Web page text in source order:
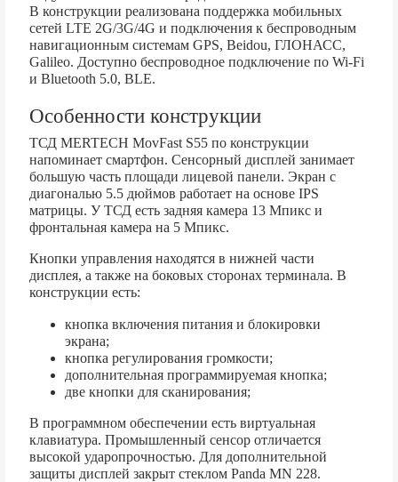
В конструкции реализована поддержка мобильных
сетей LTE 2G/3G/4G и подключения к беспроводным
навигационным системам GPS, Beidou, ГЛОНАСС,
Galileo. Доступно беспроводное подключение по Wi-Fi
и Bluetooth 5.0, BLE.
Особенности конструкции
ТСД MERTECH MovFast S55 по конструкции
напоминает смартфон. Сенсорный дисплей занимает
большую часть площади лицевой панели. Экран с
диагональю 5.5 дюймов работает на основе IPS
матрицы. У ТСД есть задняя камера 13 Мпикс и
фронтальная камера на 5 Мпикс.
Кнопки управления находятся в нижней части
дисплея, а также на боковых сторонах терминала. В
конструкции есть:
кнопка включения питания и блокировки
экрана;
кнопка регулирования громкости;
дополнительная программируемая кнопка;
две кнопки для сканирования;
В программном обеспечении есть виртуальная
клавиатура. Промышленный сенсор отличается
высокой ударопрочностью. Для дополнительной
защиты дисплей закрыт стеклом Panda MN 228.